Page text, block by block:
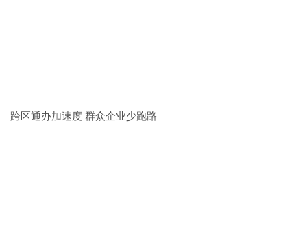
跨区通办加速度 群众企业少跑路